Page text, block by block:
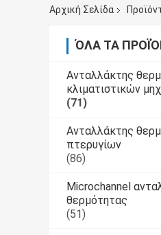
Αρχική Σελίδα
ΌΛΑ ΤΑ
Ανταλλάκτης
κλιματιστικών
(71)
Ανταλλάκτης
πτερυγίων
(86)
Microchannel
θερμότητας
(51)